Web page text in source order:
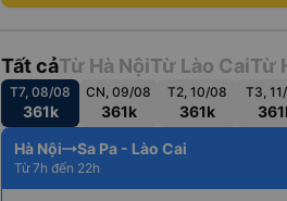
Tất cảTừ Hà NộiTừ Lào CaiTừ
T7, 08/08
361k
CN, 09/08
361k
T2, 10/08
361k
T3,
Hà Nội Sa Pa - Lào Cai
Từ 7h đến 22h